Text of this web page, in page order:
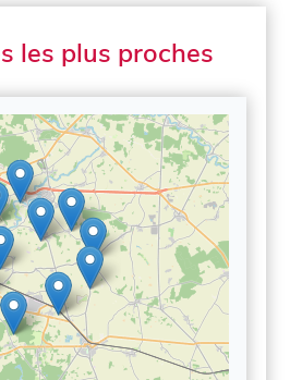
les plus proches